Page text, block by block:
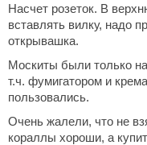
Насчет розеток. В
вставлять вилку, надо
открывашка.
Москиты были только
т.ч. фумигатором и
пользовались.
Очень жалели, что не
кораллы хороши, а